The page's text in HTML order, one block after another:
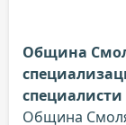
Община
специалисти
Община